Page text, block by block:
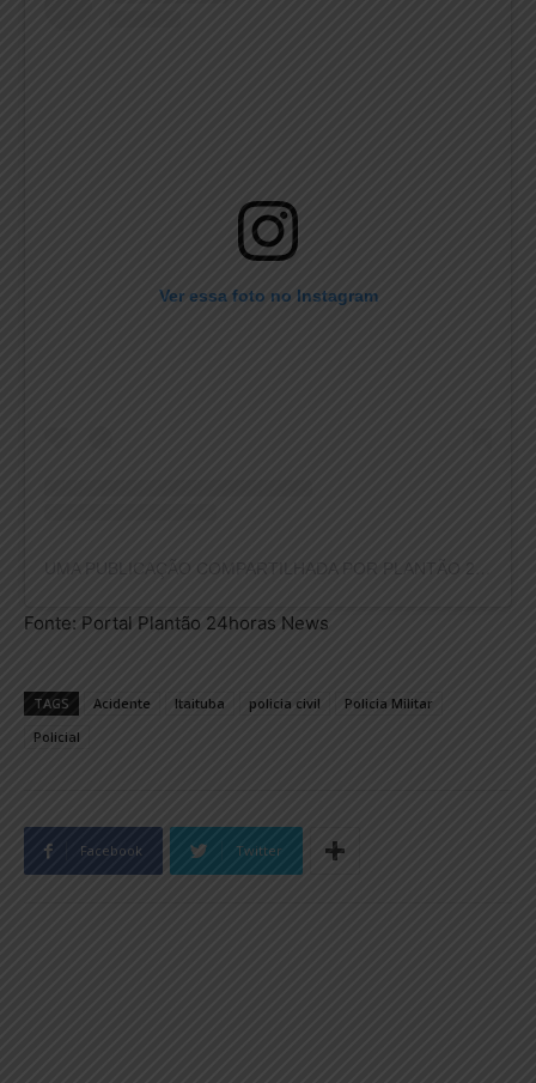
Ver essa foto no Instagram
UMA PUBLICAÇÃO COMPARTILHADA POR PLANTÃO 24HORAS NEWS (@PLANTAO24HORASNEWS)
Fonte: Portal Plantão 24horas News
TAGS Acidente Itaituba policia civil
Policia Militar
Policial
Facebook Twitter